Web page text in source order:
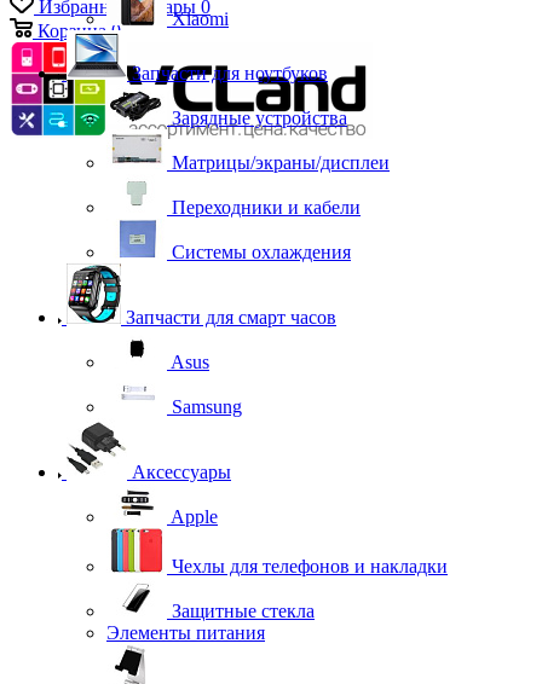
Избранные товары 0
Корзина 0
Xiaomi
Запчасти для ноутбуков
Зарядные устройства
Матрицы/экраны/дисплеи
Переходники и кабели
Системы охлаждения
Запчасти для смарт часов
Asus
Samsung
Аксессуары
Apple
Чехлы для телефонов и накладки
Защитные стекла
Элементы питания